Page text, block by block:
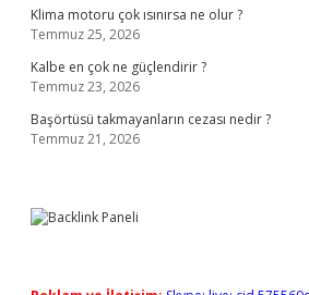
Klima motoru çok ısınırsa ne olur ?
Temmuz 25, 2026
Kalbe en çok ne güçlendirir ?
Temmuz 23, 2026
Başörtüsü takmayanların cezası nedir ?
Temmuz 21, 2026